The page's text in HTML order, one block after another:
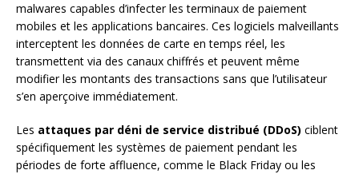
malwares capables d’infecter les terminaux de paiement
mobiles et les applications bancaires. Ces logiciels malveillants
interceptent les données de carte en temps réel, les
transmettent via des canaux chiffrés et peuvent même
modifier les montants des transactions sans que l’utilisateur
s’en aperçoive immédiatement.
Les attaques par déni de service distribué (DDoS) ciblent
spécifiquement les systèmes de paiement pendant les
périodes de forte affluence, comme le Black Friday ou les